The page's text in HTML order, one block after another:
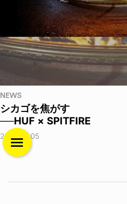
NEWS
シカゴを焦がす
──HUF × SPITFIRE
2026.08.05